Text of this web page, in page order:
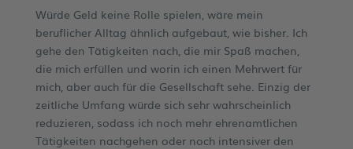
Würde Geld keine Rolle spielen, wäre mein
beruflicher Alltag ähnlich aufgebaut, wie bisher. Ich
gehe den Tätigkeiten nach, die mir Spaß machen,
die mich erfüllen und worin ich einen Mehrwert für
mich, aber auch für die Gesellschaft sehe. Einzig der
zeitliche Umfang würde sich sehr wahrscheinlich
reduzieren, sodass ich noch mehr ehrenamtlichen
Tätigkeiten nachgehen oder noch intensiver den